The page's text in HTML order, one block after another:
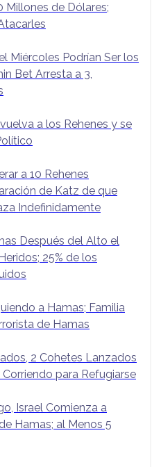
Millones de Dólares;
Miércoles Podrían Ser los
Bet Arresta a 3,
a los Rehenes y se
a 10 Rehenes
de Katz de que
Indefinidamente
Después del Alto el
25% de los
a Hamas; Familia
de Hamas
2 Cohetes Lanzados
para Refugiarse
Israel Comienza a
Hamas; al Menos 5